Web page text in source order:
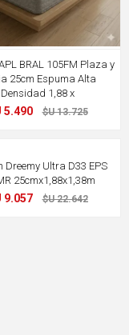
BRAL 105FM Plaza y
25cm Espuma Alta
Densidad 1,88 x
5.490 $U 13.725
Dreemy Ultra D33 EPS
25cmx1,88x1,38m
9.057 $U 22.642